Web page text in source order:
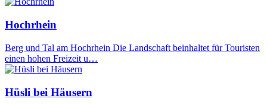
Hochrhein
Berg und Tal am Hochrhein Die Landschaft beinhaltet für Touristen
einen hohen Freizeit u…
Hüsli bei Häusern